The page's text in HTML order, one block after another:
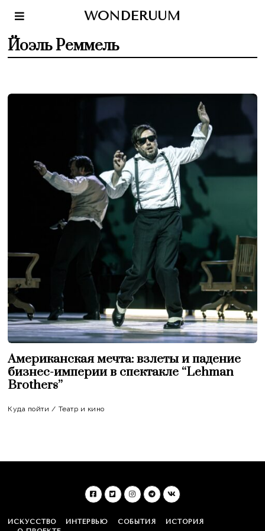
WONDERUUM
Йоэль Реммель
Американская мечта: взлеты и падение
бизнес-империи в спектакле “Lehman
Brothers”
Куда пойти / Театр и кино
ИСКУССТВО ИНТЕРВЬЮ СОБЫТИЯ
ИСТОРИЯ